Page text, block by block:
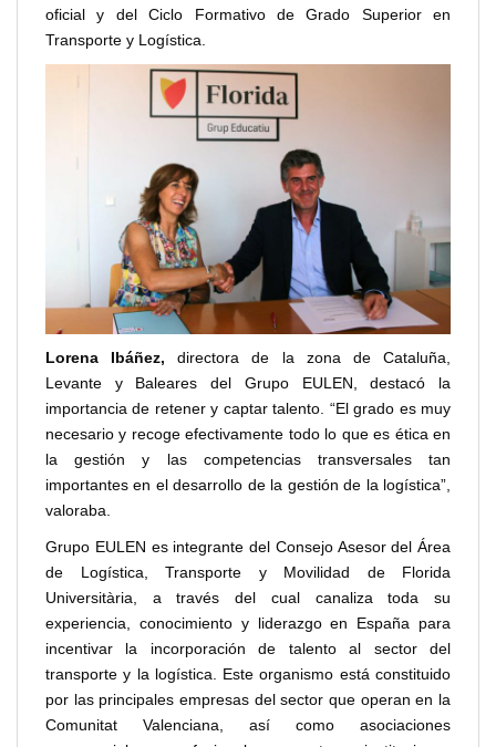
oficial y del Ciclo Formativo de Grado Superior en
Transporte y Logística.
Lorena Ibáñez,directora de la zona de Cataluña,
Levante y Baleares del Grupo EULEN, destacó la
importancia de retener y captar talento. “El grado es muy
necesario y recoge efectivamente todo lo que es ética en
la gestión y las competencias transversales tan
importantes en el desarrollo de la gestión de la logística”,
valoraba.
Grupo EULEN es integrante del Consejo Asesor del Área
de Logística, Transporte y Movilidad de Florida
Universitària, a través del cual canaliza toda su
experiencia, conocimiento y liderazgo en España para
incentivar la incorporación de talento al sector del
transporte y la logística. Este organismo está constituido
por las principales empresas del sector que operan en la
Comunitat Valenciana, así como asociaciones